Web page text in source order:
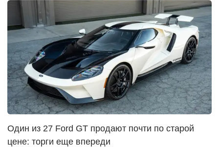
Один из 27 Ford GT продают почти по старой
цене: торги еще впереди